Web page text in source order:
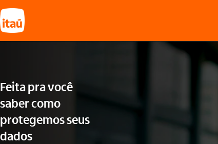
Feita pra você
saber como
protegemos seus
dados